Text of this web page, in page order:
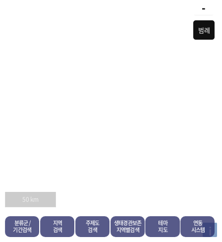
분류군 /
기간검색
지역
검색
주제도
검색
생태경관보존
지역별검색
테마
지도
연동
시스템 i
50 km
-
범례